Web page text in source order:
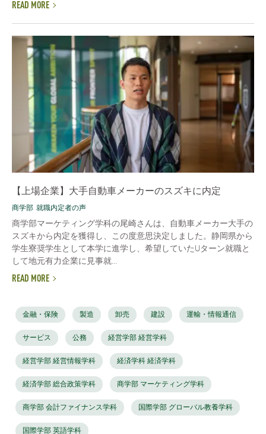
READ MORE
【上場企業】大手自動車メーカーのスズキに内定
商学部 就職内定者の声
商学部マーケティング学科の尾崎さんは、自動車メーカー大手の
スズキから内定を獲得し、この度意思決定しました。静岡県から
学生寮奨学生として本学に進学し、希望していたUターン就職と
して地元有力企業に見事就...
READ MORE
金融・保険 製造 卸売 建設 運輸・情報通信
サービス 公務 経営学部 経営学科
経営学部 経営情報学科 経済学科 経済学科
経済学部 総合政策学科 商学部 マーケティング学科
商学部 会計ファイナンス学科 国際学部 グローバル教養学科
国際学部 英語学科